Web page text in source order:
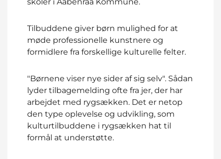
Tilbuddene giver børn mulighed for at
møde professionelle kunstnere og
formidlere fra forskellige kulturelle felter.
"Børnene viser nye sider af sig selv". Sådan
lyder tilbagemelding ofte fra jer, der har
arbejdet med rygsækken. Det er netop
den type oplevelse og udvikling, som
kulturtilbuddene i rygsækken hat til
formål at understøtte.